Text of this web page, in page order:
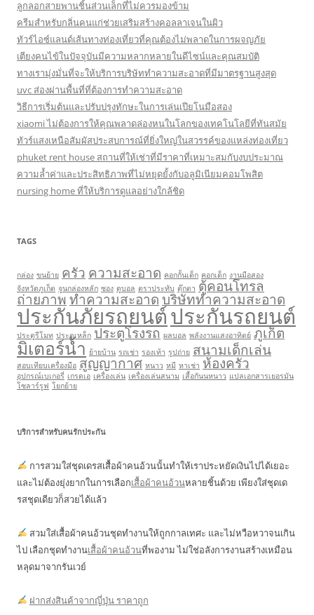
ลูกลอกสายพานชิ้นส่วนเล็กที่ไม่ควรมองข้าม
ครีมสำหรับกลิ่นคนแก่ช่วยเสริมสร้างคอลลาเจนในผิว
ทัวร์ไอซ์แลนด์เส้นทางท่องเที่ยวที่คุณต้องไม่พลาดในการผจญภัย
เตียงคนไข้ในปัจจุบันมีความหลากหลายในดีไซน์และคุณสมบัติ
ทางเรามุ่งมั่นที่จะให้บริการบริษัททำความสะอาดที่มีมาตรฐานสูงสุด
uvc ส่องผ่านพื้นที่ที่ต้องการทำความสะอาด
วิธีการเริ่มต้นและปรับปรุงทักษะในการเล่นเปียโนมือสอง
xiaomi ไม่ต้องการให้คุณพลาดล่องหนในโลกของเทคโนโลยีที่ทันสมัย
ทัวร์แสงเหนือสัมผัสประสบการณ์ที่ยิ่งใหญ่ในสวรรค์ของแหล่งท่องเที่ยว
phuket rent house สถานที่ให้เช่าที่มีราคาที่เหมาะสมกับงบประมาณ
ความล้ำค่าและประสิทธิภาพที่ไม่หยุดยั้งกับอลูมิเนียมคอมโพสิต
nursing home ที่ให้บริการดูแลอย่างใกล้ชิด
TAGS
กล่อง ขนย้าย ครัว ความสะอาด คอกกั้นเด็ก คอกเด็ก งานมือสอง
จังหวัดภูเก็ต จูนกล่องหลัก ซอง ดูบอล ตราประทับ ตุ๊กตา ตู้คอนโทรล
ถ่ายภาพทำความสะอาดบริษัททำความสะอาด
ประกันภัยรถยนต์ประกันรถยนต์
ประตูรีโมท ประตูเหล็ก ประตูโรงรถ ผลบอล พลังงานแสงอาทิตย์ ภูเก็ต
มิเตอร์น้ำ ย้ายบ้าน รถเช่า รองเท้า รูปถ่าย สนามเด็กเล่น
สอบเทียบเครื่องมือ สูญญากาศ หนาว หมี หาเช่า ห้องครัว
อุปกรณ์เบเกอรี่ เกรดเอ เครื่องเล่น เครื่องเล่นสนาม เสื้อกันนหนาว แปลเอกสารเยอรมัน
โซลาร์รูฟ โยกย้าย
บริการสำหรับคนรักประกัน
การสวมใส่ชุดเดรสเสื้อผ้าคนอ้วนนั้นทำให้เราประหยัดเงินไปได้เยอะ
และไม่ต้องยุ่งยากในการเลือกเสื้อผ้าคนอ้วนหลายชิ้นด้วย เพียงใส่ชุดเด
รสชุดเดียวก็สวยได้แล้ว
สวมใส่เสื้อผ้าคนอ้วนชุดทำงานให้ถูกกาลเทศะ และไม่หวือหวาจนเกิน
ไป เลือกชุดทำงานเสื้อผ้าคนอ้วนที่พองาม ไม่ใช่อลังการงานสร้างเหมือน
หลุดมาจากรันเวย์
ฝากส่งสินค้าจากญี่ปุ่น ราคาถูก